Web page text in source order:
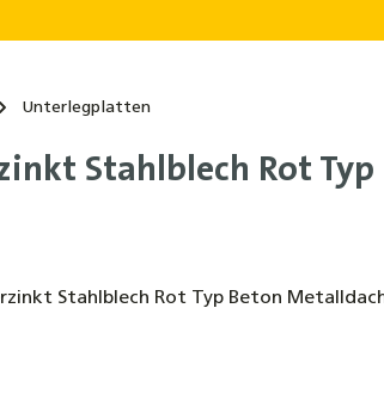
Unterlegplatten
Stahlblech Rot